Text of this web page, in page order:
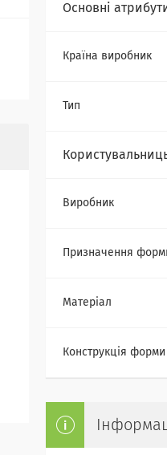
Основні
Країна виробник
Тип
Виробник
Призначення
Матеріал
Конструкція форми